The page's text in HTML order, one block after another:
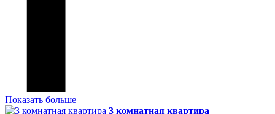
Показать больше
3 комнатная квартира